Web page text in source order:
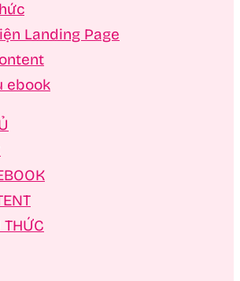
Landing Page
ebook
THỨC